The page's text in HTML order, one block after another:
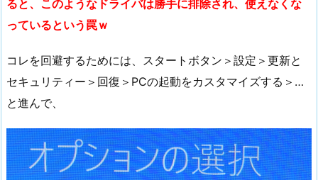
ると、このようなドライバは勝手に排除され、使えなくな
っているという罠ｗ
コレを回避するためには、スタートボタン＞設定＞更新と
セキュリティー＞回復＞PCの起動をカスタマイズする＞…
と進んで、